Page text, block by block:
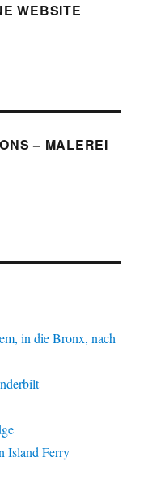
WEBSITE
– MALEREI
in die Bronx, nach
Island Ferry